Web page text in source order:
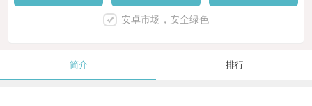
安卓市场，安全绿色
简介 排行